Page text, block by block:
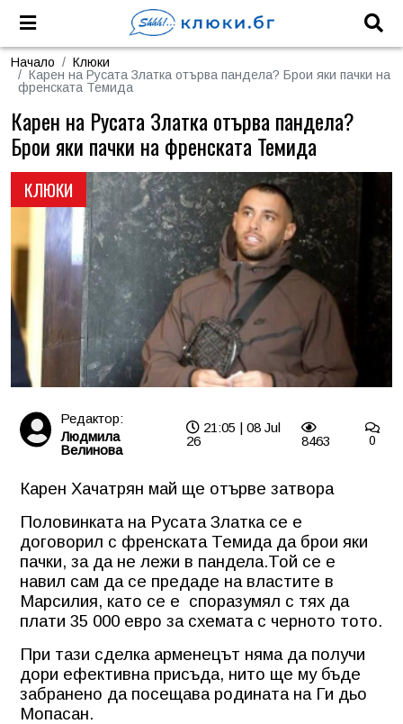
Начало
Клюки
Карен на Русата Златка отърва пандела? Брои яки пачки на
френската Темида
КЛЮКИ
Карен на Русата Златка отърва пандела?
Брои яки пачки на френската Темида
Редактор:
Людмила
Велинова
21:05 | 08 Jul
26
8463 0
Карен Хачатрян май ще отърве затвора
Половинката на Русата Златка се е
договорил с френската Темида да брои яки
пачки, за да не лежи в пандела.Той се е
навил сам да се предаде на властите в
Марсилия, като се е споразумял с тях да
плати 35 000 евро за схемата с черното тото.
При тази сделка арменецът няма да получи
дори ефективна присъда, нито ще му бъде
забранено да посещава родината на Ги дьо
Мопасан.